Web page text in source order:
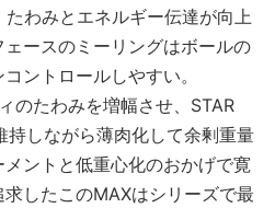
わみとエネルギー伝達が向上
ースのミーリングはボールの
ントロールしやすい。
のたわみを増幅させ、STAR
持しながら薄肉化して余剰重量
ントと低重心化のおかげで寛
したこのMAXはシリーズで最